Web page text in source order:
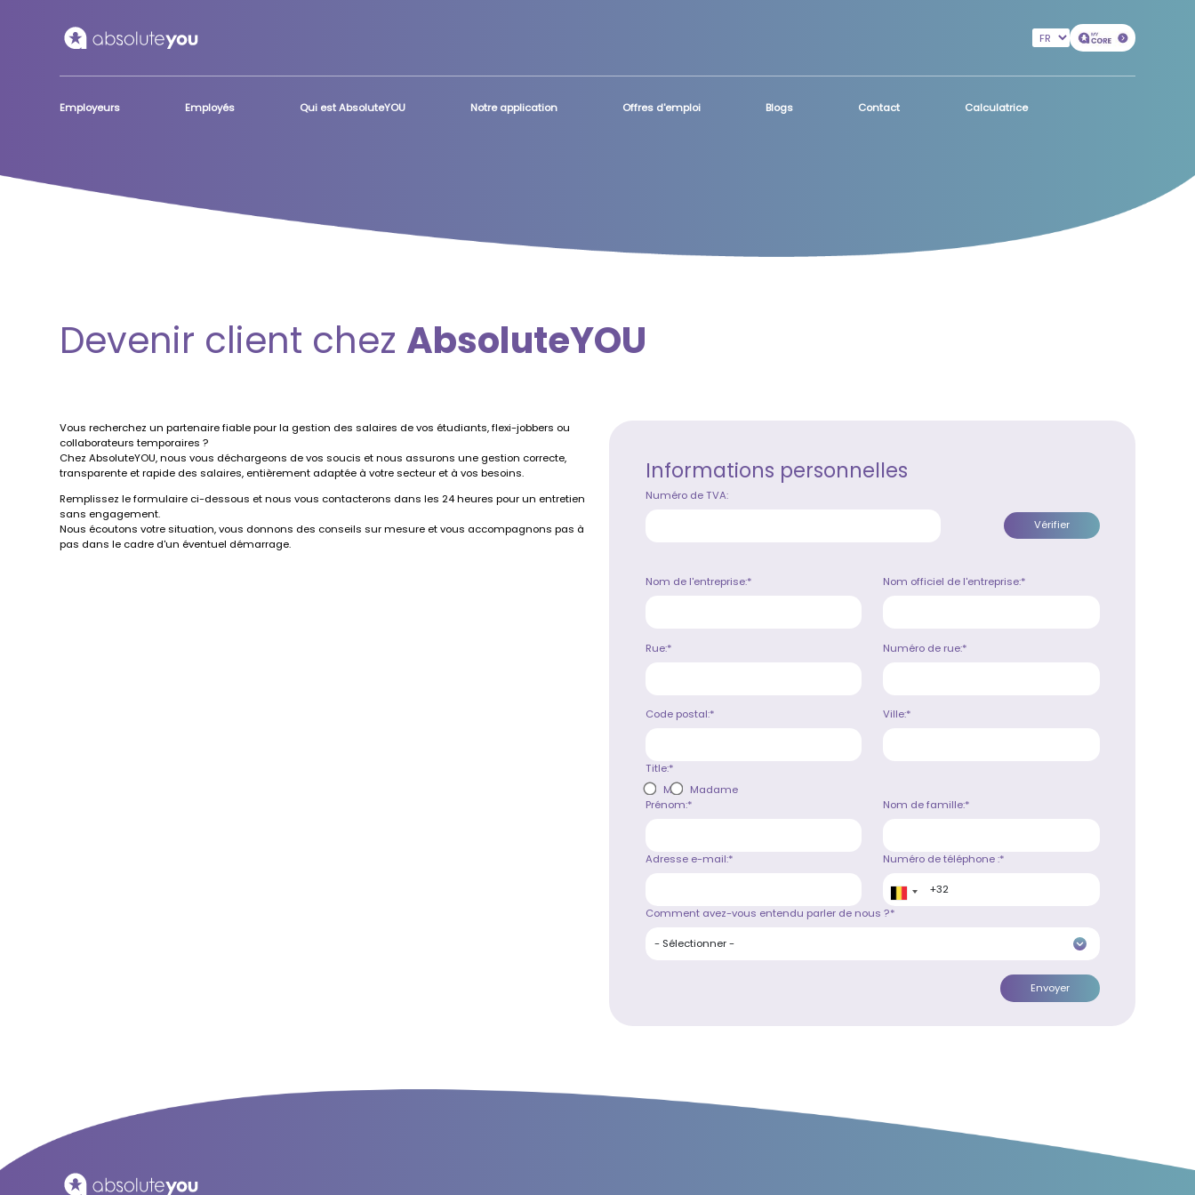
Employeurs Employés Qui est AbsoluteYOU Notre application Offres d'emploi Blogs Contact Calculatrice
Devenir client chezAbsoluteYOU
Vous recherchez un partenaire fiable pour la gestion des salaires de vos étudiants, flexi-jobbers ou
collaborateurs temporaires ?
Chez AbsoluteYOU, nous vous déchargeons de vos soucis et nous assurons une gestion correcte,
transparente et rapide des salaires, entièrement adaptée à votre secteur et à vos besoins.
Remplissez le formulaire ci-dessous et nous vous contacterons dans les 24 heures pour un entretien
sans engagement.
Nous écoutons votre situation, vous donnons des conseils sur mesure et vous accompagnons pas à
pas dans le cadre d'un éventuel démarrage.
Informations personnelles
Numéro de TVA:
Nom de l'entreprise:* Nom officiel de l'entreprise:*
Rue:* Numéro de rue:*
Code postal:* Ville:*
Title:*
M
Madame
Prénom:*
Nom de famille:*
Adresse e-mail:* Numéro de téléphone :*
Comment avez-vous entendu parler de nous ?*